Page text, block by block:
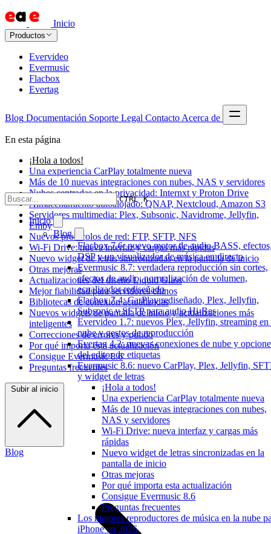
Inicio
Productos
Evervideo
Evermusic
Flacbox
Evertag
Blog Documentación Soporte Legal Contacto Acerca de
CTRL K
Inicio
Blog
Flacbox 7.6: nuevo motor de audio BASS,
DSP y un visualizador de música en directo
Evermusic 8.7: verdadera reproducción sin cortes,
efectos de audio, normalización de volumen,
ecualizador rediseñado
Flacbox 7.4: CarPlay rediseñado, Plex, Jellyfin,
Subsonic y SFTP para audio Hi-Res
Evervideo 1.7: nuevos Plex, Jellyfin, streaming en
nube y gestos de reproducción
Evertag 4.2: nuevas conexiones de nube y
del editor de etiquetas
Evermusic 8.6: nuevo CarPlay, Plex, Jellyfin,
y widget de letras
¡Hola a todos!
Una experiencia CarPlay totalmente nueva
Más de 10 nuevas integraciones con nubes,
NAS y servidores
Wi-Fi Drive: nueva interfaz y cargas más
rápidas
Nuevo widget de letras sincronizadas en la
pantalla de inicio
Otras mejoras
Por qué importa esta actualización
Consigue Evermusic 8.6
Preguntas frecuentes
Los mejores reproductores de música en la nube
iPhone en 2026
En esta página
¡Hola a todos!
Una experiencia CarPlay totalmente nueva
Más de 10 nuevas integraciones con nubes, NAS y servidores
Nubes centradas en la privacidad: Internxt y Proton Drive
Almacenamiento autoalojado: QNAP, Nextcloud, Amazon S3
Servidores multimedia: Plex, Subsonic, Navidrome, Jellyfin,
Emby
Nuevos protocolos de red: FTP, SFTP, NFS
Wi-Fi Drive: nueva interfaz y cargas más rápidas
Nuevo widget de letras sincronizadas en la pantalla de inicio
Otras mejoras
Actualizaciones del diseño Liquid Glass
Mejor fiabilidad para servidores chinos
Bibliotecas de conexión actualizadas
Nuevos widgets de pantalla de inicio y actualizaciones más
inteligentes
Correcciones de errores y pulido
Por qué importa esta actualización
Consigue Evermusic 8.6
Preguntas frecuentes
Subir al inicio
Blog